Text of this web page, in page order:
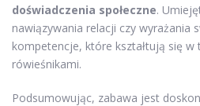
doświadczenia społeczne.
nawiązywania relacji czy wyrażania
kompetencje, które kształtują się w
rówieśnikami.
Podsumowując, zabawa jest